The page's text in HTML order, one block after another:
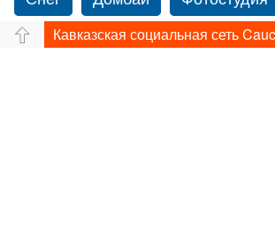
Путешествие
Перевал
Кавказская социальная сеть